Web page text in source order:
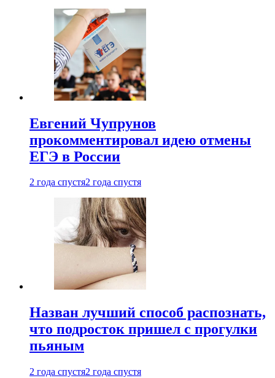
Евгений Чупрунов
прокомментировал идею отмены
ЕГЭ в России
2 года спустя2 года спустя
Назван лучший способ распознать,
что подросток пришел с прогулки
пьяным
2 года спустя2 года спустя